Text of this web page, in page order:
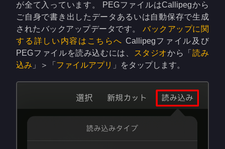
が全て入っています。 PEGファイルはCallipegから
ご自身で書き出したデータあるいは自動保存で生成
されたバックアップデータです。バックアップに関
する詳しい内容はこちらへ Callipegファイル及び
PEGファイルを読み込むには、
スタジオから「 読み
込み 」＞「 ファイルアプリ 」をタップします。